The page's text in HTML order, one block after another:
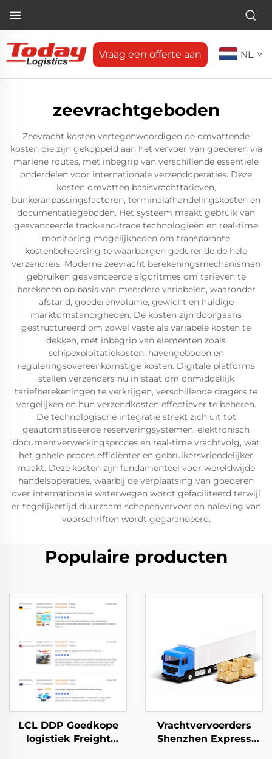
Vraag een offerte aan NL
zeevrachtgeboden
Zeevracht kosten vertegenwoordigen de omvattende
kosten die zijn gekoppeld aan het vervoer van goederen via
mariene routes, met inbegrip van verschillende essentiële
onderdelen voor internationale verzendoperaties. Deze
kosten omvatten basisvrachttarieven,
bunkeranpassingsfactoren, terminalafhandelingskosten en
documentatiegeboden. Het systeem maakt gebruik van
geavanceerde track-and-trace technologieën en real-time
monitoring mogelijkheden om transparante
kostenbeheersing te waarborgen gedurende de hele
verzendreis. Moderne zeevracht berekeningsmechanismen
gebruiken geavanceerde algoritmes om tarieven te
berekenen op basis van meerdere variabelen, waaronder
afstand, goederenvolume, gewicht en huidige
marktomstandigheden. De kosten zijn doorgaans
gestructureerd om zowel vaste als variabele kosten te
dekken, met inbegrip van elementen zoals
schipexploitatiekosten, havengeboden en
reguleringsovereenkomstige kosten. Digitale platforms
stellen verzenders nu in staat om onmiddellijk
tariefberekeningen te verkrijgen, verschillende dragers te
vergelijken en hun verzendkosten effectiever te beheren.
De technologische integratie strekt zich uit tot
geautomatiseerde reserveringsystemen, elektronisch
documentverwerkingsproces en real-time vrachtvolg, wat
het gehele proces efficiënter en gebruikersvriendelijker
maakt. Deze kosten zijn fundamenteel voor wereldwijde
handelsoperaties, waarbij de verplaatsing van goederen
over internationale waterwegen wordt gefaciliteerd terwijl
er tegelijkertijd duurzaam schepenvervoer en naleving van
voorschriften wordt gegarandeerd.
Populaire producten
LCL DDP Goedkope
logistiek Freight
Vrachtvervoerders
Shenzhen Express